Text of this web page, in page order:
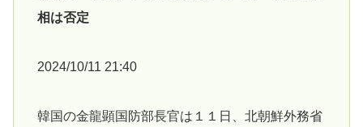
相は否定
2024/10/11 21:40
韓国の金龍顕国防部長官は１１日、北朝鮮外務省